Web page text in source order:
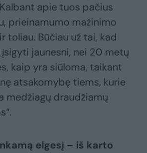
apie tuos pačius
prieinamumo mažinimo
toliau. Būčiau už tai, kad
jaunesni, nei 20 metų
kaip yra siūloma, taikant
atsakomybę tiems, kurie
medžiagų draudžiamų
elgesį – iš karto